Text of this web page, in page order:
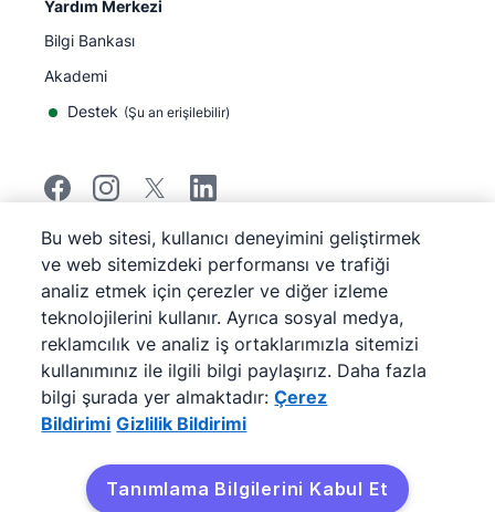
Yardım Merkezi
Bilgi Bankası
Akademi
Destek (Şu an erişilebilir)
© 2026Pipedrive
Pipedrive
Hizmet Koşulları
Pipedrive
Gizlilik Bildirimi
Site haritası
Çerez Bildirimi
Çerez Tercihleri
Pipedrive Web Tabanlı Bir Satış CRM'idir.
Bu web sitesi, kullanıcı deneyimini geliştirmek
ve web sitemizdeki performansı ve trafiği
analiz etmek için çerezler ve diğer izleme
teknolojilerini kullanır. Ayrıca sosyal medya,
reklamcılık ve analiz iş ortaklarımızla sitemizi
kullanımınız ile ilgili bilgi paylaşırız. Daha fazla
bilgi şurada yer almaktadır: Çerez
Bildirimi Gizlilik Bildirimi
Tanımlama Bilgilerini Kabul Et